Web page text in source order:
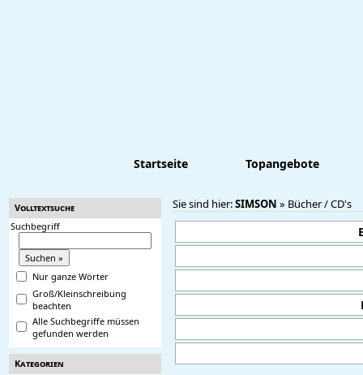
Startseite Topangebote
Volltextsuche
Suchbegriff
Nur ganze Wörter
Groß/Kleinschreibung
beachten
Alle Suchbegriffe müssen
gefunden werden
Kategorien
Sie sind hier:SIMSON » Bücher / CD's